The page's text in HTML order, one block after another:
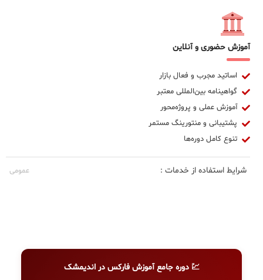
آموزش حضوری و آنلاین
اساتید مجرب و فعال بازار
گواهینامه بین‌المللی معتبر
آموزش عملی و پروژه‌محور
پشتیبانی و منتورینگ مستمر
تنوع کامل دوره‌ها
شرایط استفاده از خدمات : عمومی
💹 دوره جامع آموزش فارکس در اندیمشک